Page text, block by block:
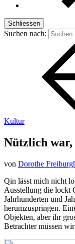
Schliessen
Suchen nach:
Kultur
Nützlich war,
von Dorothe
Qin lässt mich nicht
Ausstellung die lockt
Jahrhunderten und
herumzuspringen.
Objekten, aber ihr
Betrachter müssen